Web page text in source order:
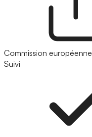
Commission européenne
Suivi